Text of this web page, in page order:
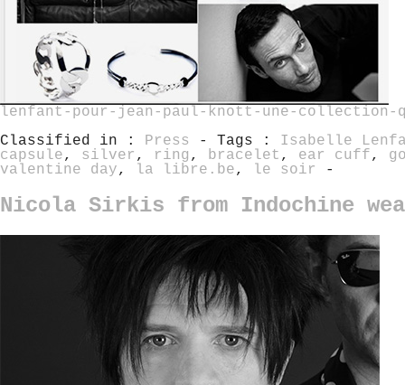
lenfant-pour-jean-paul-knott-une-collection-
Classified in : Press - Tags : Isabelle
capsule, silver , ring , bracelet , ear cuff,
valentine day, la libre.be, le soir -
Nicola Sirkis from Indochine